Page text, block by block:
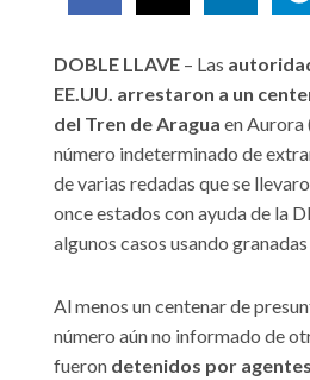
DOBLE LLAVE – Las
EE.UU. arrestaron a un
del Tren de Aragua en Aurora
número indeterminado de
de varias redadas que se
once estados con ayuda de la
algunos casos usando
Al menos un centenar de
número aún no informado de
fueron detenidos por